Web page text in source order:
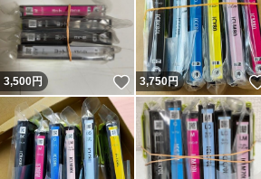
3,500円 いいね！
3,750円